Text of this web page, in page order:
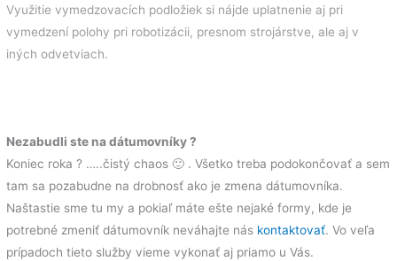
Využitie vymedzovacích podložiek si nájde uplatnenie aj pri
vymedzení polohy pri robotizácii, presnom strojárstve, ale aj v
iných odvetviach.
Nezabudli ste na dátumovníky ?
Koniec roka ? …..čistý chaos 🙂 . Všetko treba podokončovať a sem
tam sa pozabudne na drobnosť ako je zmena dátumovníka.
Naštastie sme tu my a pokiaľ máte ešte nejaké formy, kde je
potrebné zmeniť dátumovník neváhajte nás kontaktovať. Vo veľa
prípadoch tieto služby vieme vykonať aj priamo u Vás.